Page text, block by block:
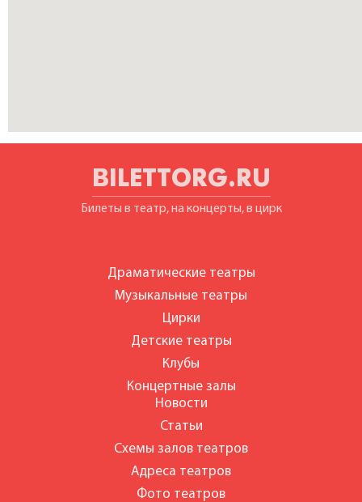
BILETTORG.RU
Билеты в театр, на концерты, в цирк
Драматические театры
Музыкальные театры
Цирки
Детские театры
Клубы
Концертные залы
Новости
Статьи
Схемы залов театров
Адреса театров
Фото театров